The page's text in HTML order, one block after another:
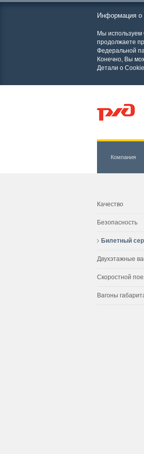
Информация о
Мы используем
продолжаете
Федеральной
Конечно, Вы
Детали о
Компания
Качество
Безопасность
Билетный
Двухэтажные
Скоростной
Вагоны